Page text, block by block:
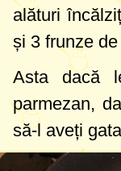
alături
și 3 frunze
Asta dacă
parmezan,
să-l aveți